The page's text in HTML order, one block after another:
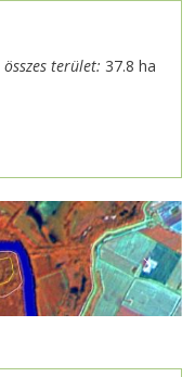
összes terület: 37.8 ha
Next